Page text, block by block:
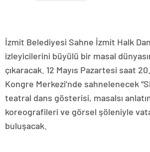
İzmit Belediyesi Sahne İzmit Halk
izleyicilerini büyülü bir masal
çıkaracak. 12 Mayıs Pazartesi saat
Kongre Merkezi’nde sahnelenecek
teatral dans gösterisi, masalsı
koreografileri ve görsel şöleniyle
buluşacak.